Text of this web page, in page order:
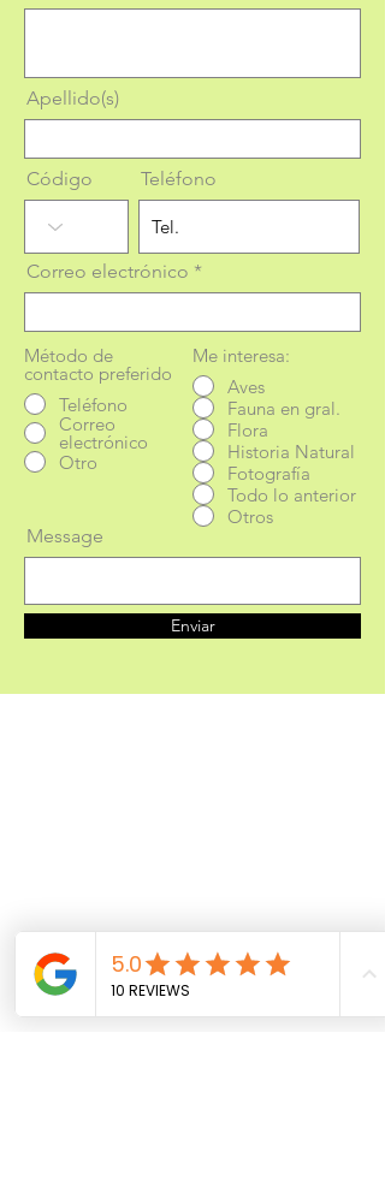
Apellido(s)
Código Teléfono
Correo electrónico
Método de
contacto preferido
Teléfono
Correo
electrónico
Otro
Me interesa:
Aves
Fauna en gral.
Flora
Historia Natural
Fotografía
Todo lo anterior
Otros
Message
Enviar